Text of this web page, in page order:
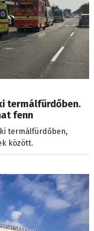
termálfürdőben.
fenn
termálfürdőben,
között.